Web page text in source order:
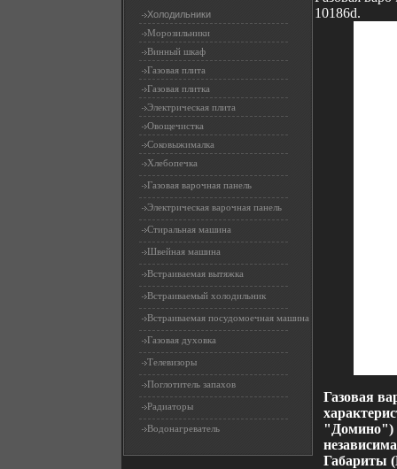
Холодильники
Морозильники
Винный шкаф
Газовая плита
Газовая плитка
Электрическая плита
Овощечистка
Соковыжималка
Хлебопечка
Газовая варочная панель
Электрическая варочная панель
Стиральная машина
Швейная машина
Встраиваемая вытяжка
Встраиваемый холодильник
Встраиваемая посудомоечная машина
Газовая духовка
Телевизоры
Поглотитель запахов
Радиаторы
Водонагреватель
10186d.
Газовая
"Домино")
Габариты